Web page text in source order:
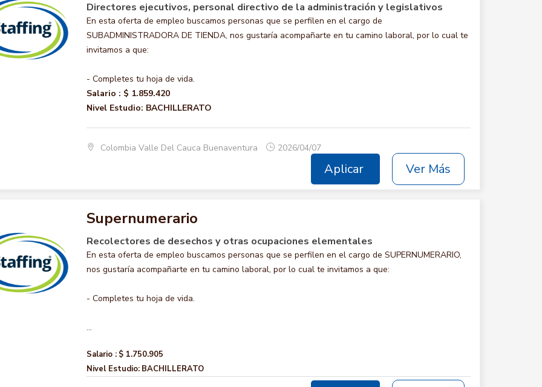
Directores ejecutivos, personal directivo de la administración y legislativos
En esta oferta de empleo buscamos personas que se perfilen en el cargo de
SUBADMINISTRADORA DE TIENDA, nos gustaría acompañarte en tu camino laboral, por lo cual te
invitamos a que:
- Completes tu hoja de vida.
Salario : $ 1.859.420
Nivel Estudio: BACHILLERATO
Colombia Valle Del Cauca Buenaventura 2026/04/07
Aplicar Ver Más
Supernumerario
Recolectores de desechos y otras ocupaciones elementales
En esta oferta de empleo buscamos personas que se perfilen en el cargo de SUPERNUMERARIO,
nos gustaría acompañarte en tu camino laboral, por lo cual te invitamos a que:
- Completes tu hoja de vida.
...
Salario : $ 1.750.905
Nivel Estudio: BACHILLERATO